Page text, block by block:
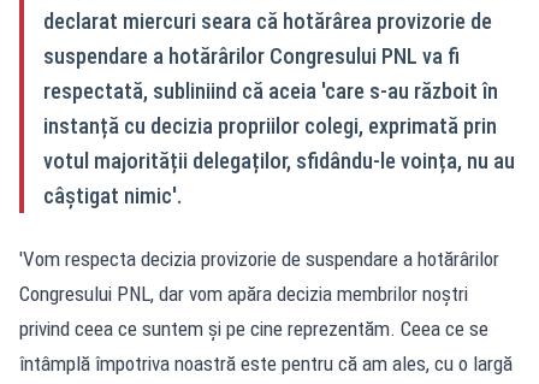
declarat miercuri seara că hotărârea provizorie de
suspendare a hotărârilor Congresului PNL va fi
respectată, subliniind că aceia 'care s-au războit în
instanță cu decizia propriilor colegi, exprimată prin
votul majorității delegaților, sfidându-le voința, nu au
câștigat nimic'.
'Vom respecta decizia provizorie de suspendare a hotărârilor
Congresului PNL, dar vom apăra decizia membrilor noștri
privind ceea ce suntem și pe cine reprezentăm. Ceea ce se
întâmplă împotriva noastră este pentru că am ales, cu o largă